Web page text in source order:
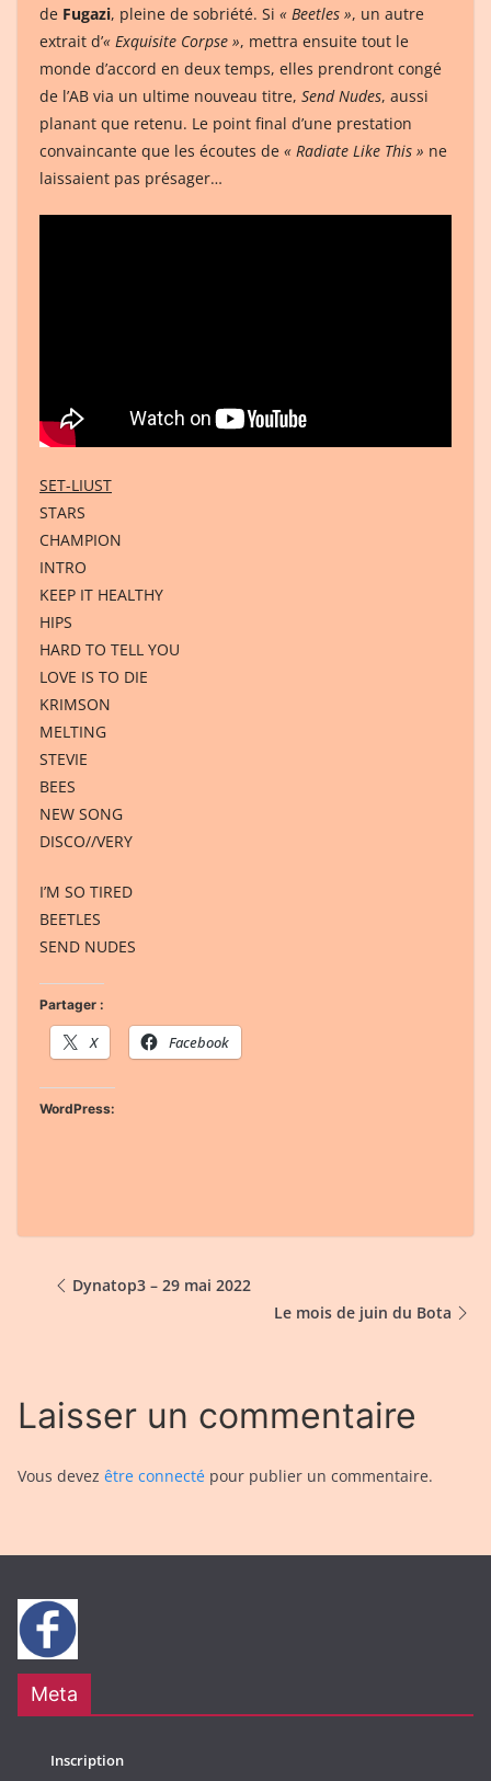
de Fugazi, pleine de sobriété. Si « Beetles », un autre
extrait d’« Exquisite Corpse », mettra ensuite tout le
monde d’accord en deux temps, elles prendront congé
de l’AB via un ultime nouveau titre, Send Nudes, aussi
planant que retenu. Le point final d’une prestation
convaincante que les écoutes de « Radiate Like This » ne
laissaient pas présager…
SET-LIUST
STARS
CHAMPION
INTRO
KEEP IT HEALTHY
HIPS
HARD TO TELL YOU
LOVE IS TO DIE
KRIMSON
MELTING
STEVIE
BEES
NEW SONG
DISCO//VERY
I’M SO TIRED
BEETLES
SEND NUDES
Partager :
X Facebook
WordPress:
Dynatop3 – 29 mai 2022
Le mois de juin du Bota
Laisser un commentaire
Vous devez être connecté pour publier un commentaire.
Meta
Inscription